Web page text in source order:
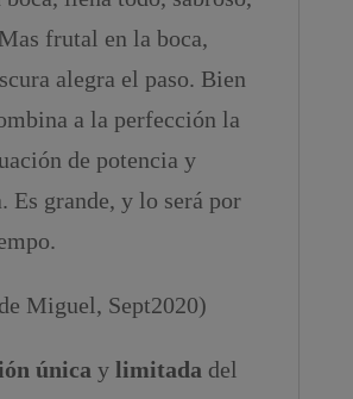
frutal en la boca,
alegra el paso. Bien
a la perfección la
de potencia y
Es grande, y lo será por
Miguel, Sept2020)
única y limitada del